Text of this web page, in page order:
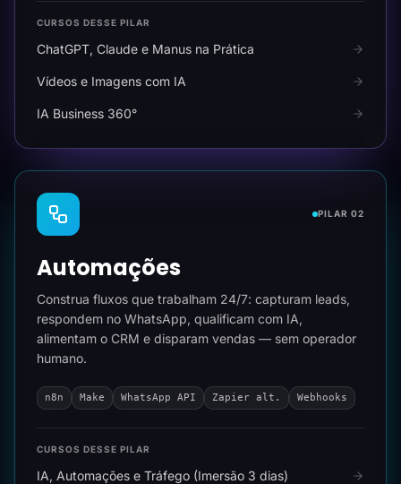
CURSOS DESSE PILAR
ChatGPT, Claude e Manus na Prática
Vídeos e Imagens com IA
IA Business 360°
PILAR 02
Automações
Construa fluxos que trabalham 24/7: capturam leads,
respondem no WhatsApp, qualificam com IA,
alimentam o CRM e disparam vendas — sem operador
humano.
n8n Make WhatsApp API Zapier alt. Webhooks
CURSOS DESSE PILAR
IA, Automações e Tráfego (Imersão 3 dias)